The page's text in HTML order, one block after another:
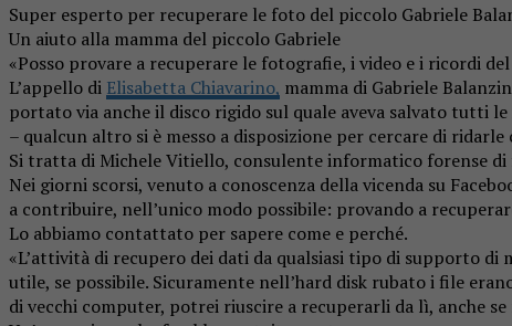
Super esperto per recuperare le foto del piccolo Gabriele
Un aiuto alla mamma del piccolo Gabriele
«Posso provare a recuperare le fotografie, i video e i ricordi
L’appello di Elisabetta Chiavarino, mamma di Gabriele
portato via anche il disco rigido sul quale aveva salvato tutti
– qualcun altro si è messo a disposizione per cercare di
Si tratta di Michele Vitiello, consulente informatico forense di
Nei giorni scorsi, venuto a conoscenza della vicenda su
a contribuire, nell’unico modo possibile: provando a
Lo abbiamo contattato per sapere come e perché.
«L’attività di recupero dei dati da qualsiasi tipo di supporto
utile, se possibile. Sicuramente nell’hard disk rubato i file
di vecchi computer, potrei riuscire a recuperarli da lì, anche